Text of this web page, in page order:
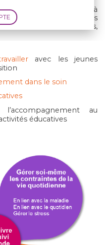
ont été
à
des patients adolescents
des dimensions,
avec les jeunes
dans le soin
au
éducatives